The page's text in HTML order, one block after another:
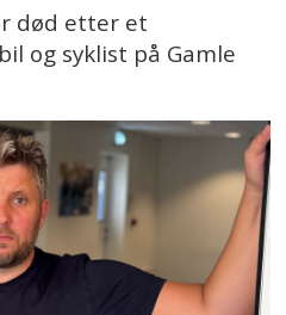
død etter et
og syklist på Gamle